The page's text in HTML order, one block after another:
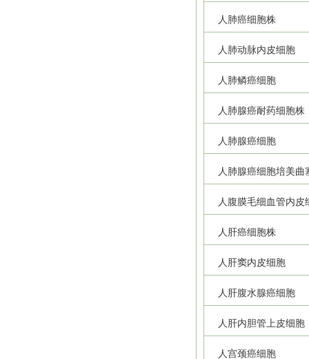
人肺癌细胞株
人肺动脉内皮细胞
人肺鳞癌细胞
人肺腺癌耐药细胞株
人肺腺癌细胞
人肺腺癌细胞培美曲
人腹膜毛细血管内皮
人肝癌细胞株
人肝窦内皮细胞
人肝腹水腺癌细胞
人肝内胆管上皮细胞
人宫颈癌细胞